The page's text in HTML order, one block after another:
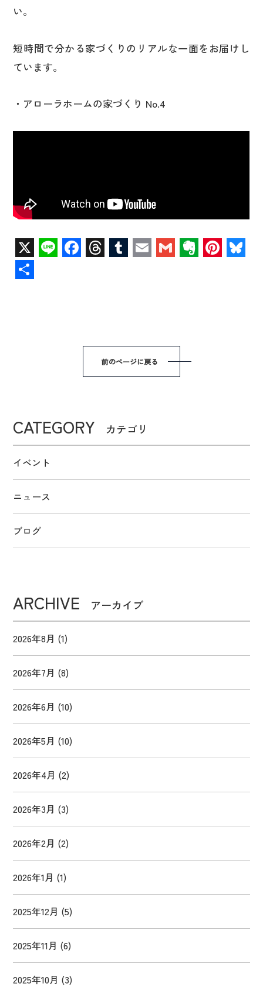
い。
短時間で分かる家づくりのリアルな一面をお届けし
ています。
・アローラホームの家づくり No.4
X LineFacebook
Threads
Tumblr
EmailGmail
前のページに戻る
CATEGORY カテゴリ
イベント
ニュース
ブログ
ARCHIVE アーカイブ
2026年8月 (1)
2026年7月 (8)
2026年6月 (10)
2026年5月 (10)
2026年4月 (2)
2026年3月 (3)
2026年2月 (2)
2026年1月 (1)
2025年12月 (5)
2025年11月 (6)
2025年10月 (3)